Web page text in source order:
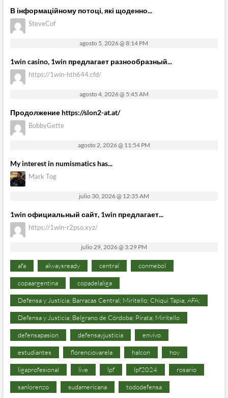
В інформаційному потоці, які щоденно...
SteveCof
agosto 5, 2026 @ 8:14 PM
1win casino, 1win предлагает разнообразный...
https://1win-hth644.cfd/
agosto 4, 2026 @ 5:45 AM
Продолжение https://slon2-at.at/
BobbyGette
agosto 2, 2026 @ 11:54 PM
My interest in numismatics has...
Mark Tog
julio 30, 2026 @ 12:35 AM
1win официальный сайт, 1win предлагает...
https://1win-r2pso.xyz/
julio 29, 2026 @ 3:29 PM
afa alwaysready central conmebol
copaargentina copadelaliga
Defensa y Justicia; Barracas Central; Miritello; Chiqui Tapia; AFA;
Defensa y Justicia; Belgrano de Córdoba; Pirata; Miritello
defensapasion defensayjusticia envivo
estudiantes florenciovarela halcon hoy
ligaprofesional live lpf lpf2024 rosario
sanlorenzo sudamericana tododefensa